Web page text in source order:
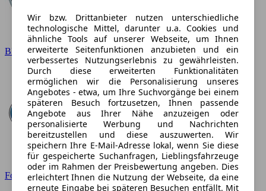
BMW
Ford
Wir bzw. Drittanbieter nutzen unterschiedliche
technologische Mittel, darunter u.a. Cookies und
ähnliche Tools auf unserer Webseite, um Ihnen
erweiterte Seitenfunktionen anzubieten und ein
verbessertes Nutzungserlebnis zu gewährleisten.
Durch diese erweiterten Funktionalitäten
ermöglichen wir die Personalisierung unseres
Angebotes - etwa, um Ihre Suchvorgänge bei einem
späteren Besuch fortzusetzen, Ihnen passende
Angebote aus Ihrer Nähe anzuzeigen oder
personalisierte Werbung und Nachrichten
bereitzustellen und diese auszuwerten. Wir
speichern Ihre E-Mail-Adresse lokal, wenn Sie diese
für gespeicherte Suchanfragen, Lieblingsfahrzeuge
oder im Rahmen der Preisbewertung angeben. Dies
erleichtert Ihnen die Nutzung der Webseite, da eine
erneute Eingabe bei späteren Besuchen entfällt. Mit